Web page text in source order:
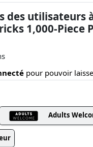
des utilisateurs
1,000-Piece
pour pouvoir
Adults